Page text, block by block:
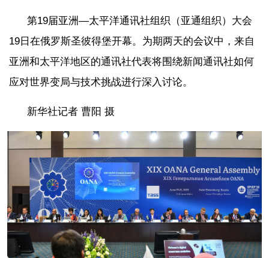
第19届亚洲—太平洋通讯社组织（亚通组织）大会
19日在俄罗斯圣彼得堡开幕。为期两天的会议中，来自
亚洲和太平洋地区的通讯社代表将围绕新闻通讯社如何
应对世界变局与技术挑战进行深入讨论。
新华社记者 曹阳 摄